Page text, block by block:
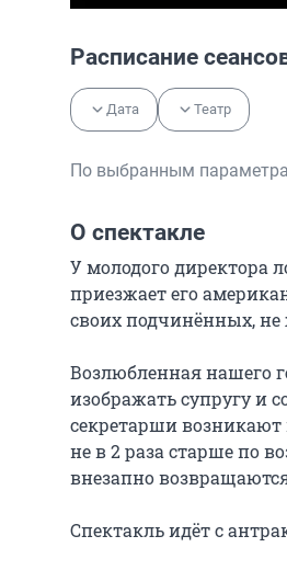
Расписание
Дата Театр
По выбранным
О спектакле
У молодого директора
приезжает его
своих подчинённых, не
Возлюбленная нашего
изображать супругу и
секретарши возникают
не в 2 раза старше по
внезапно
Спектакль идёт с